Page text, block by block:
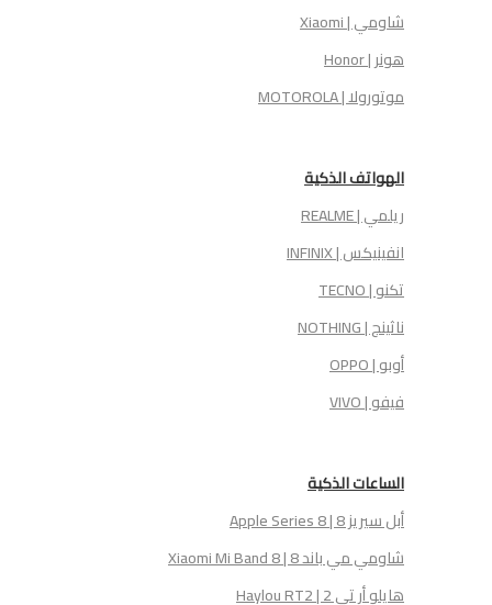
شاومي | Xiaomi
موتورولا | MOTOROLA
الهواتف الذكية
ريلمي | REALME
انفينيكس | INFINIX
ناثينج | NOTHING
فيفو | VIVO
الساعات الذكية
أبل سيريز 8 | Apple Series 8
شاومي مي باند 8 | Xiaomi Mi Band 8
هايلو أر تي 2 | Haylou RT2